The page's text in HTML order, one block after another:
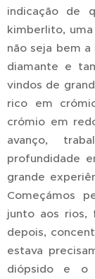
indicação de
kimberlito,
não seja bem
diamante e
vindos de
rico em
crómio em
avanço,
profundidade
grande
Começámos
junto aos rios,
depois,
estava
diópsido e o